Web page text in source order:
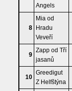
Angels
8
Mia od
Hradu
Veveří
9
Zapp od Tří
jasanů
10
Greedigut
Z Helfštýna